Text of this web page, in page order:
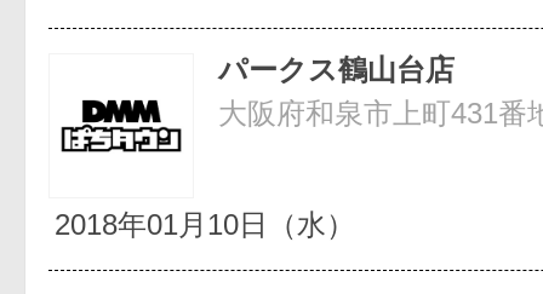
パークス鶴山台店
大阪府和泉市上町431番
2018年01月10日（水）